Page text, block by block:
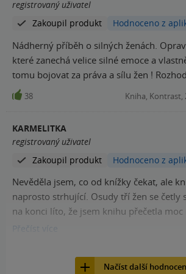
si představovala.
registrovaný uživatel
Zakoupil produkt
Hodnoceno z
Nádherný příběh o silných ženách.
které zanechá velice silné emoce a
tomu bojovat za práva a sílu žen !
38 Kniha, Kontrast,
KARMELITKA
registrovaný uživatel
Zakoupil produkt
Hodnoceno z
Nevěděla jsem, co od knížky čekat, ale
naprosto strhující. Osudy tří žen se četly
na konci líto, že jsem knihu přečetla moc
Doporučuji každému, kdo chce alespoň
současné doby...
Přečíst
Načíst další